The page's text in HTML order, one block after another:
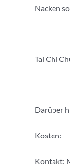
Nacken
Tai Chi
Darüber
Kosten:
Kontakt: